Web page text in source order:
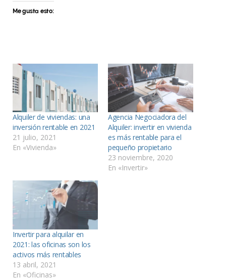
Me gusta esto:
Alquiler de viviendas: una
inversión rentable en 2021
21 julio, 2021
En «Vivienda»
Agencia Negociadora del
Alquiler: invertir en vivienda
es más rentable para el
pequeño propietario
23 noviembre, 2020
En «Invertir»
Invertir para alquilar en
2021: las oficinas son los
activos más rentables
13 abril, 2021
En «Oficinas»